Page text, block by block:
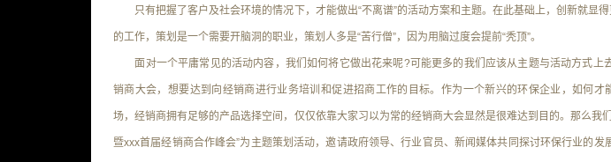
只有把握了客户及社会环境的情况下，才能做出“不离谱”的活动方案和主题。在此基础上，创新就显得
的工作，策划是一个需要开脑洞的职业，策划人多是“苦行僧”，因为用脑过度会提前“秃顶”。
面对一个平庸常见的活动内容，我们如何将它做出花来呢?可能更多的我们应该从主题与活动方式上
销商大会，想要达到向经销商进行业务培训和促进招商工作的目标。作为一个新兴的环保企业，如何
场，经销商拥有足够的产品选择空间，仅仅依靠大家习以为常的经销商大会显然是很难达到目的。那么我
暨xxx首届经销商合作峰会”为主题策划活动，邀请政府领导、行业官员、新闻媒体共同探讨环保行业的